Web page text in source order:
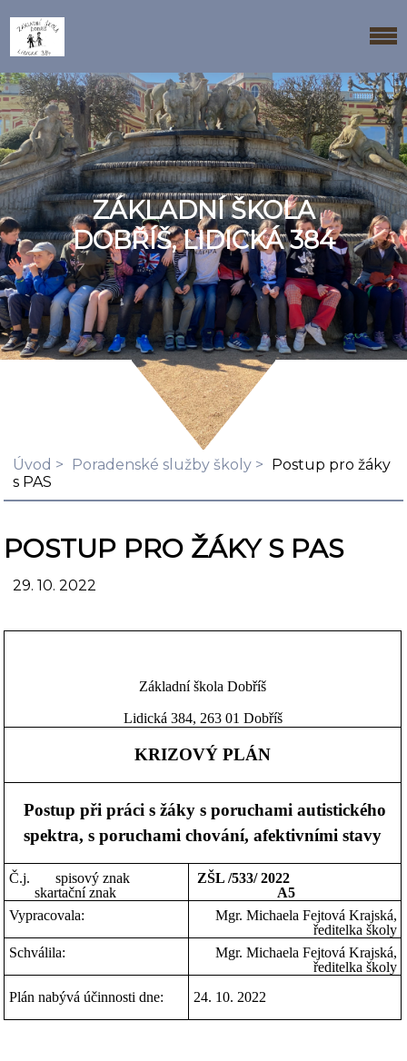
ZÁKLADNÍ ŠKOLA
DOBŘÍŠ, LIDICKÁ 384
Úvod Poradenské služby školy
Postup pro žáky
s PAS
POSTUP PRO ŽÁKY S PAS
29. 10. 2022
Základní škola Dobříš
Lidická 384, 263 01 Dobříš
KRIZOVÝ PLÁN
Postup při práci s žáky s poruchami autistického
spektra, s poruchami chování, afektivními stavy
Č.j. spisový znak
skartační znak
ZŠL /533/ 2022
A5
Vypracovala:
Mgr. Michaela Fejtová Krajská,
ředitelka školy
Schválila:
Mgr. Michaela Fejtová Krajská,
ředitelka školy
Plán nabývá účinnosti dne:
24. 10. 2022